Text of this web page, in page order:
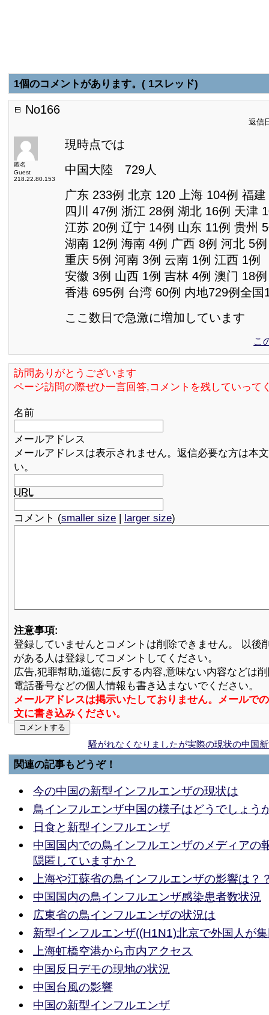
1個のコメントがあります。( 1スレッド)
No166
返信
匿名
Guest
218.22.80.153
現時点では
中国大陸 729人
广东 233例 北京 120 上海 104例 福建
四川 47例 浙江 28例 湖北 16例 天津
江苏 20例 辽宁 14例 山东 11例 贵州
湖南 12例 海南 4例 广西 8例 河北 5例
重庆 5例 河南 3例 云南 1例 江西 1例
安徽 3例 山西 1例 吉林 4例 澳门 18例
香港 695例 台湾 60例 内地729例全国
ここ数日で急激に増加しています
こ
訪問ありがとうございます
ページ訪問の際ぜひ一言回答,コメントを残していって
名前
メールアドレス
メールアドレスは表示されません。返信必要な方は本
い。
URL
コメント (smaller size | larger size)
注意事項:
登録していませんとコメントは削除できません。 以後
がある人は登録してコメントしてください。
広告,犯罪幇助,道徳に反する内容,意味ない内容などは
電話番号などの個人情報も書き込まないでください。
メールアドレスは掲示いたしておりません。メールで
文に書き込みください。
騒がれなくなりましたが実際の現状の中国
関連の記事もどうぞ！
今の中国の新型インフルエンザの現状は
鳥インフルエンザ中国の様子はどうでしょう
日食と新型インフルエンザ
中国国内での鳥インフルエンザのメディアの
隠匿していますか？
上海や江蘇省の鳥インフルエンザの影響は？
中国国内の鳥インフルエンザ感染患者数状況
広東省の鳥インフルエンザの状況は
新型インフルエンザ((H1N1)北京で外国人が
上海虹橋空港から市内アクセス
中国反日デモの現地の状況
中国台風の影響
中国の新型インフルエンザ